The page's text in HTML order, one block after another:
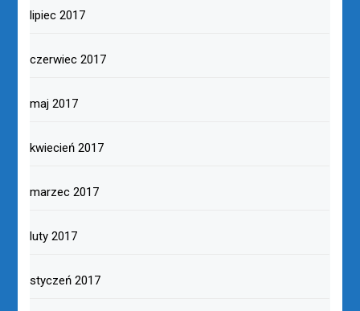
lipiec 2017
czerwiec 2017
maj 2017
kwiecień 2017
marzec 2017
luty 2017
styczeń 2017